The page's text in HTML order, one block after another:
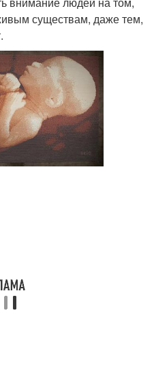
существам, даже тем,